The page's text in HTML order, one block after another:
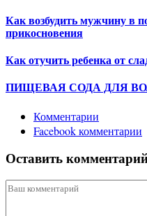
Как возбудить мужчину в
прикосновения
Как отучить ребенка от
ПИЩЕВАЯ СОДА ДЛЯ
Комментарии
Facebook комментарии
Оставить